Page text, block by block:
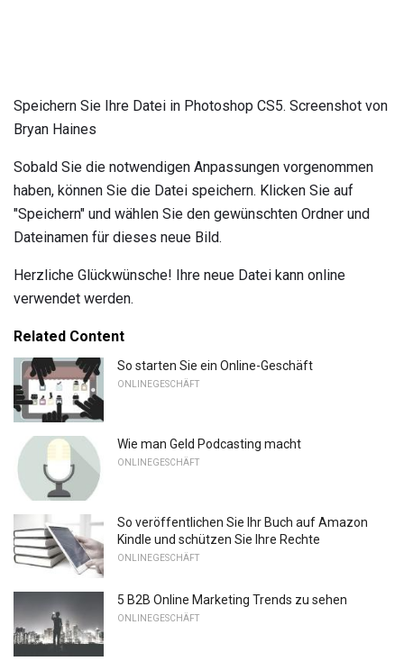
Speichern Sie Ihre Datei in Photoshop CS5. Screenshot von
Bryan Haines
Sobald Sie die notwendigen Anpassungen vorgenommen
haben, können Sie die Datei speichern. Klicken Sie auf
"Speichern" und wählen Sie den gewünschten Ordner und
Dateinamen für dieses neue Bild.
Herzliche Glückwünsche! Ihre neue Datei kann online
verwendet werden.
Related Content
So starten Sie ein Online-Geschäft
ONLINEGESCHÄFT
Wie man Geld Podcasting macht
ONLINEGESCHÄFT
So veröffentlichen Sie Ihr Buch auf Amazon
Kindle und schützen Sie Ihre Rechte
ONLINEGESCHÄFT
5 B2B Online Marketing Trends zu sehen
ONLINEGESCHÄFT